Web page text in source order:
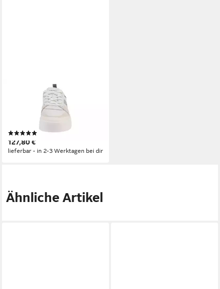
Lacoste 46CFA0023 L002
223 4 CFA - Damen Schuhe
(1)
127,80 €
lieferbar - in 2-3 Werktagen bei dir
Ähnliche Artikel